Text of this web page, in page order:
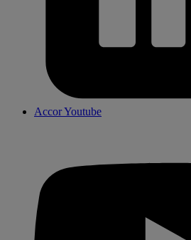
Accor Youtube